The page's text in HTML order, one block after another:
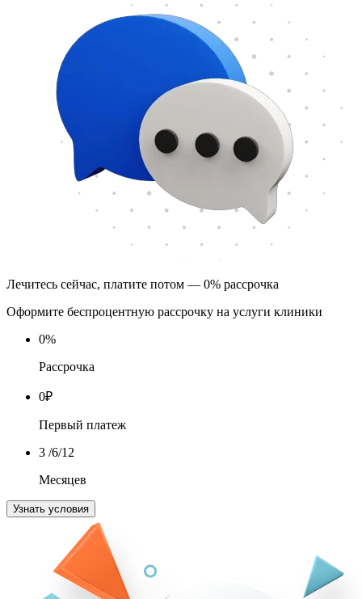
Лечитесь сейчас, платите потом — 0% рассрочка
Оформите беспроцентную рассрочку на услуги клиники
0%
Рассрочка
0₽
Первый платеж
3 /6/12
Месяцев
Узнать условия